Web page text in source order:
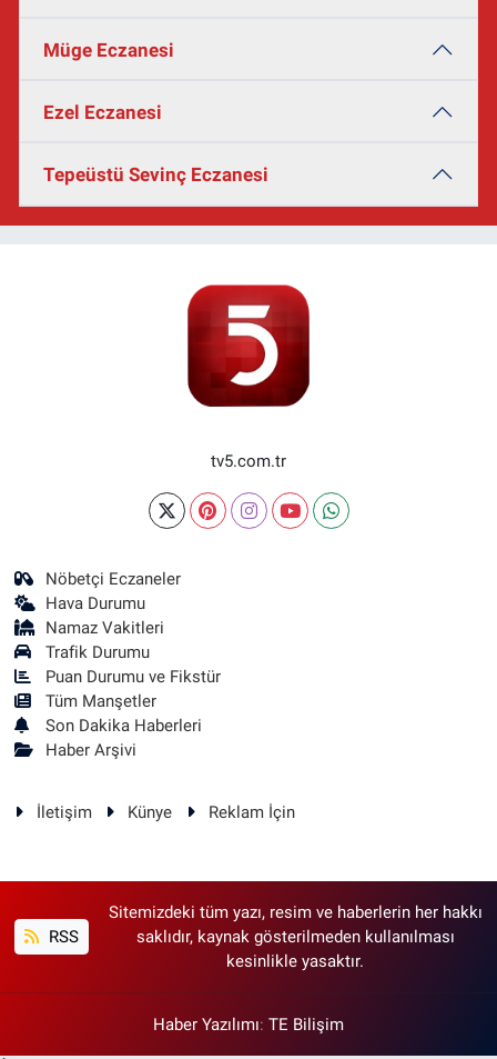
Müge Eczanesi
Ezel Eczanesi
Tepeüstü Sevinç Eczanesi
tv5.com.tr
Nöbetçi Eczaneler
Hava Durumu
Namaz Vakitleri
Trafik Durumu
Puan Durumu ve Fikstür
Tüm Manşetler
Son Dakika Haberleri
Haber Arşivi
İletişim Künye Reklam İçin
RSS
Sitemizdeki tüm yazı, resim ve haberlerin her hakkı
saklıdır, kaynak gösterilmeden kullanılması
kesinlikle yasaktır.
Haber Yazılımı: TE Bilişim